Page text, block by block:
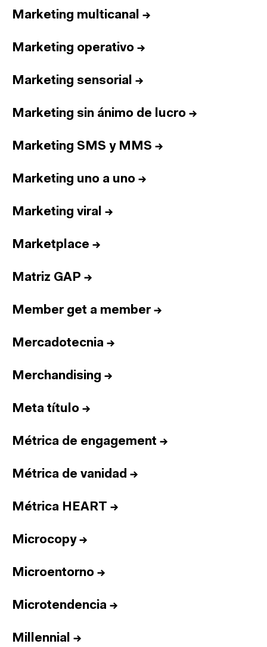
Marketing multicanal →
Marketing operativo →
Marketing sensorial →
Marketing sin ánimo de lucro →
Marketing SMS y MMS →
Marketing uno a uno →
Marketing viral →
Marketplace →
Matriz GAP →
Member get a member→
Mercadotecnia →
Merchandising →
Meta título →
Métrica de engagement →
Métrica de vanidad →
Métrica HEART →
Microcopy→
Microentorno →
Microtendencia →
Millennial →